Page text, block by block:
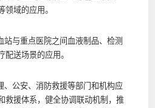
领域的应用。
与重点医院之间血液制品、检测
送场景的应用。
安、消防救援等部门和机构应
救援体系，健全协调联动机制，推